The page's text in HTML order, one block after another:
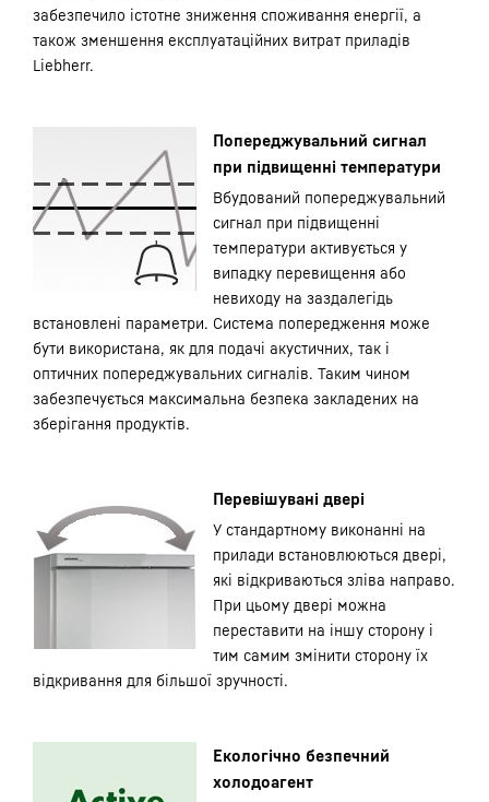
забезпечило істотне зниження споживання енергії, а
також зменшення експлуатаційних витрат приладів
Liebherr.
Попереджувальний сигнал
при підвищенні температури
Вбудований попереджувальний
сигнал при підвищенні
температури активується у
випадку перевищення або
невиходу на заздалегідь
встановлені параметри. Система попередження може
бути використана, як для подачі акустичних, так і
оптичних попереджувальних сигналів. Таким чином
забезпечується максимальна безпека закладених на
зберігання продуктів.
Перевішувані двері
У стандартному виконанні на
прилади встановлюються двері,
які відкриваються зліва направо.
При цьому двері можна
переставити на іншу сторону і
тим самим змінити сторону їх
відкривання для більшої зручності.
Екологічно безпечний
холодоагент